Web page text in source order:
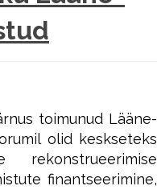
toimunud Lääne-
olid keskseteks
rekonstrueerimise
finantseerimine,